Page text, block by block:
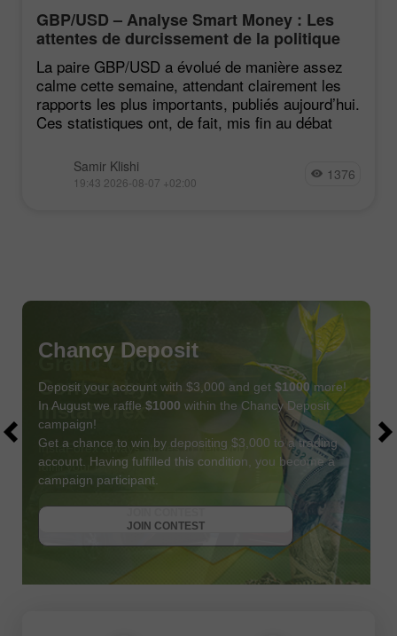
GBP/USD – Analyse Smart Money : Les
attentes de durcissement de la politique
du FOMC restent faibles
La paire GBP/USD a évolué de manière assez
calme cette semaine, attendant clairement les
rapports les plus importants, publiés aujourd’hui.
Ces statistiques ont, de fait, mis fin au débat
Samir Klishi
19:43 2026-08-07 +02:00 1376
Chancy Deposit
Deposit your account with $3,000 and get $1000 more!
In August we raffle $1000 within the Chancy Deposit
campaign!
Get a chance to win by depositing $3,000 to a trading
account. Having fulfilled this condition, you become a
campaign participant.
JOIN CONTEST
JOIN CONTEST